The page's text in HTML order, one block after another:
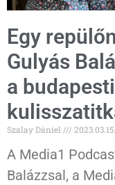
Egy
Gulyás
a
Szalay Dániel 2023.03.15.
A Media1
Balázzsal, a